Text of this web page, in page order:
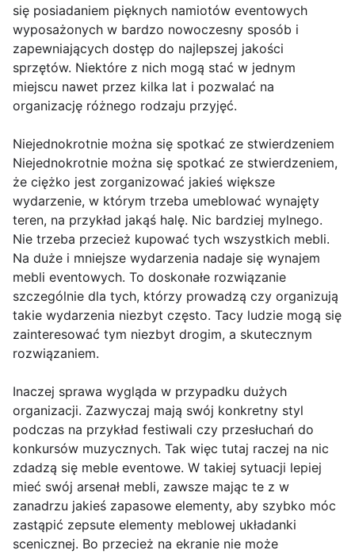
się posiadaniem pięknych namiotów eventowych
wyposażonych w bardzo nowoczesny sposób i
zapewniających dostęp do najlepszej jakości
sprzętów. Niektóre z nich mogą stać w jednym
miejscu nawet przez kilka lat i pozwalać na
organizację różnego rodzaju przyjęć.
Niejednokrotnie można się spotkać ze stwierdzeniem
Niejednokrotnie można się spotkać ze stwierdzeniem,
że ciężko jest zorganizować jakieś większe
wydarzenie, w którym trzeba umeblować wynajęty
teren, na przykład jakąś halę. Nic bardziej mylnego.
Nie trzeba przecież kupować tych wszystkich mebli.
Na duże i mniejsze wydarzenia nadaje się wynajem
mebli eventowych. To doskonałe rozwiązanie
szczególnie dla tych, którzy prowadzą czy organizują
takie wydarzenia niezbyt często. Tacy ludzie mogą się
zainteresować tym niezbyt drogim, a skutecznym
rozwiązaniem.
Inaczej sprawa wygląda w przypadku dużych
organizacji. Zazwyczaj mają swój konkretny styl
podczas na przykład festiwali czy przesłuchań do
konkursów muzycznych. Tak więc tutaj raczej na nic
zdadzą się meble eventowe. W takiej sytuacji lepiej
mieć swój arsenał mebli, zawsze mając te z w
zanadrzu jakieś zapasowe elementy, aby szybko móc
zastąpić zepsute elementy meblowej układanki
scenicznej. Bo przecież na ekranie nie może